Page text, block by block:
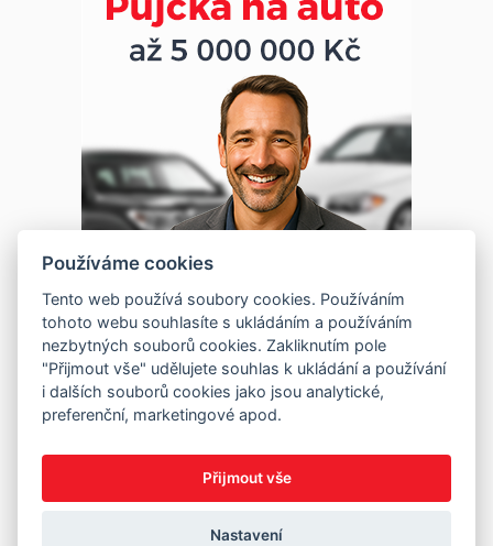
Používáme cookies
Tento web používá soubory cookies. Používáním
tohoto webu souhlasíte s ukládáním a používáním
nezbytných souborů cookies. Zakliknutím pole
"Přijmout vše" udělujete souhlas k ukládání a používání
i dalších souborů cookies jako jsou analytické,
preferenční, marketingové apod.
Přijmout vše
Nastavení